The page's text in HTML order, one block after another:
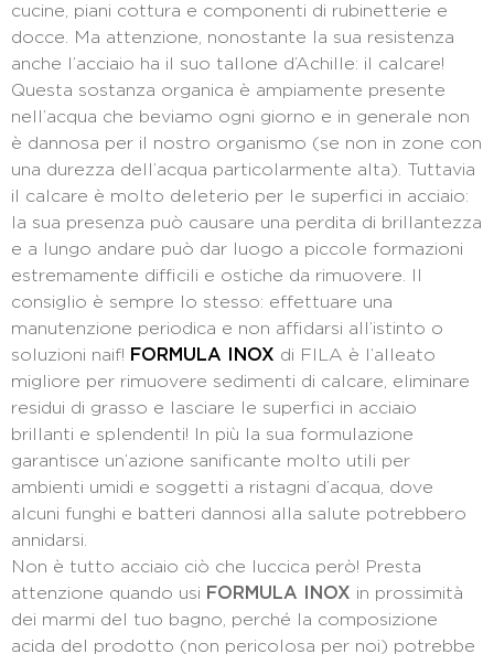
cucine, piani cottura e componenti di rubinetterie e
docce. Ma attenzione, nonostante la sua resistenza
anche l’acciaio ha il suo tallone d’Achille: il calcare!
Questa sostanza organica è ampiamente presente
nell’acqua che beviamo ogni giorno e in generale non
è dannosa per il nostro organismo (se non in zone con
una durezza dell’acqua particolarmente alta). Tuttavia
il calcare è molto deleterio per le superfici in acciaio:
la sua presenza può causare una perdita di brillantezza
e a lungo andare può dar luogo a piccole formazioni
estremamente difficili e ostiche da rimuovere. Il
consiglio è sempre lo stesso: effettuare una
manutenzione periodica e non affidarsi all’istinto o
soluzioni naif! FORMULA INOX di FILA è l’alleato
migliore per rimuovere sedimenti di calcare, eliminare
residui di grasso e lasciare le superfici in acciaio
brillanti e splendenti! In più la sua formulazione
garantisce un’azione sanificante molto utili per
ambienti umidi e soggetti a ristagni d’acqua, dove
alcuni funghi e batteri dannosi alla salute potrebbero
annidarsi.
Non è tutto acciaio ciò che luccica però! Presta
attenzione quando usi FORMULA INOX in prossimità
dei marmi del tuo bagno, perché la composizione
acida del prodotto (non pericolosa per noi) potrebbe